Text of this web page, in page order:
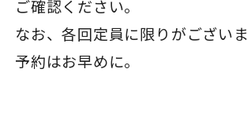
ご確認ください。
なお、各回定員に限りがござい
予約はお早めに。